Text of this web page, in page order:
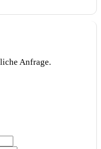
Anfrage.